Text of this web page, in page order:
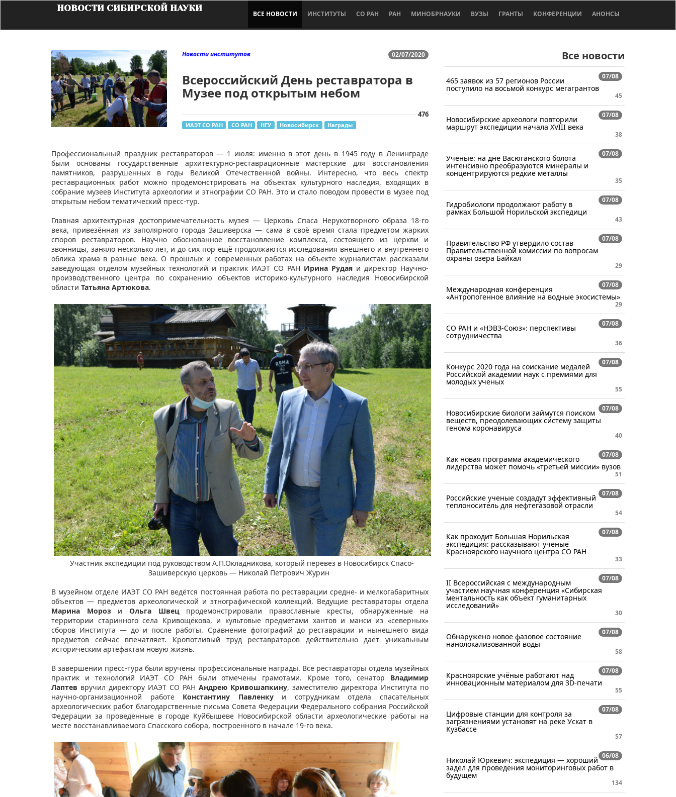
НОВОСТИ СИБИРСКОЙ НАУКИ
ВСЕ НОВОСТИ ИНСТИТУТЫ СО РАН РАН МИНОБРНАУКИ ВУЗЫ ГРАНТЫ КОНФЕРЕНЦИИ АНОНСЫ
02/07/2020
Новости институтов
Всероссийский День реставратора в
Музее под открытым небом
476
ИАЭТ СО РАН СО РАН НГУ Новосибирск Награды
Профессиональный праздник реставраторов — 1 июля: именно в этот день в 1945 году в Ленинграде
были основаны государственные архитектурно-реставрационные мастерские для восстановления
памятников, разрушенных в годы Великой Отечественной войны. Интересно, что весь спектр
реставрационных работ можно продемонстрировать на объектах культурного наследия, входящих в
собрание музеев Института археологии и этнографии СО РАН. Это и стало поводом провести в музее под
открытым небом тематический пресс-тур.
Главная архитектурная достопримечательность музея — Церковь Спаса Нерукотворного образа 18-го
века, привезённая из заполярного города Зашиверска — сама в своё время стала предметом жарких
споров реставраторов. Научно обоснованное восстановление комплекса, состоящего из церкви и
звонницы, заняло несколько лет, и до сих пор ещё продолжаются исследования внешнего и внутреннего
облика храма в разные века. О прошлых и современных работах на объекте журналистам рассказали
заведующая отделом музейных технологий и практик ИАЭТ СО РАН Ирина Рудая и директор Научно-
производственного центра по сохранению объектов историко-культурного наследия Новосибирской
области Татьяна Артюкова.
Участник экспедиции под руководством А.П.Окладникова, который перевез в Новосибирск Спасо-
Зашиверскую церковь — Николай Петрович Журин​
В музейном отделе ИАЭТ СО РАН ведётся постоянная работа по реставрации средне- и мелкогабаритных
объектов — предметов археологической и этнографической коллекций. Ведущие реставраторы отдела
Марина МорозиОльга Швецпродемонстрировали православные кресты, обнаруженные на
территории старинного села Кривощёкова, и культовые предметами хантов и манси из «северных»
сборов Института — до и после работы. Сравнение фотографий до реставрации и нынешнего вида
предметов сейчас впечатляет. Кропотливый труд реставраторов действительно даёт уникальным
историческим артефактам новую жизнь.
В завершении пресс-тура были вручены профессиональные награды. Все реставраторы отдела музейных
практик и технологий ИАЭТ СО РАН были отмечены грамотами. Кроме того, сенатор Владимир
Лаптев вручил директору ИАЭТ СО РАН Андрею Кривошапкину, заместителю директора Института по
научно-организационной работе Константину Павленкуи сотрудникам отдела спасательных
археологических работ благодарственные письма Совета Федерации Федерального собрания Российской
Федерации за проведенные в городе Куйбышеве Новосибирской области археологические работы на
месте восстанавливаемого Спасского собора, построенного в начале 19-го века.
Все новости
07/08
465 заявок из 57 регионов России
поступило на восьмой конкурс мегагрантов
45
07/08
Новосибирские археологи повторили
маршрут экспедиции начала XVIII века
38
07/08
Ученые: на дне Васюганского болота
интенсивно преобразуются минералы и
концентрируются редкие металлы
35
07/08
Гидробиологи продолжают работу в
рамках Большой Норильской экспедици
43
07/08
Правительство РФ утвердило состав
Правительственной комиссии по вопросам
охраны озера Байкал
29
07/08
Международная конференция
«Антропогенное влияние на водные экосистемы»
29
07/08
СО РАН и «НЭВЗ-Союз»: перспективы
сотрудничества
36
07/08
Конкурс 2020 года на соискание медалей
Российской академии наук с премиями для
молодых ученых
55
07/08
Новосибирские биологи займутся поиском
веществ, преодолевающих систему защиты
генома коронавируса
40
07/08
Как новая программа академического
лидерства может помочь «третьей миссии» вузов
51
07/08
Российские ученые создадут эффективный
теплоноситель для нефтегазовой отрасли
54
07/08
Как проходит Большая Норильская
экспедиция: рассказывают ученые
Красноярского научного центра СО РАН
33
07/08
II Всероссийская с международным
участием научная конференция «Сибирская
ментальность как объект гуманитарных
исследований»
30
07/08
Обнаружено новое фазовое состояние
нанолокализованной воды
58
07/08
Красноярские учёные работают над
инновационным материалом для 3D-печати
55
07/08
Цифровые станции для контроля за
загрязнениями установят на реке Ускат в
Кузбассе
57
06/08
Николай Юркевич: экспедиция — хороший
задел для проведения мониторинговых работ в
будущем
134